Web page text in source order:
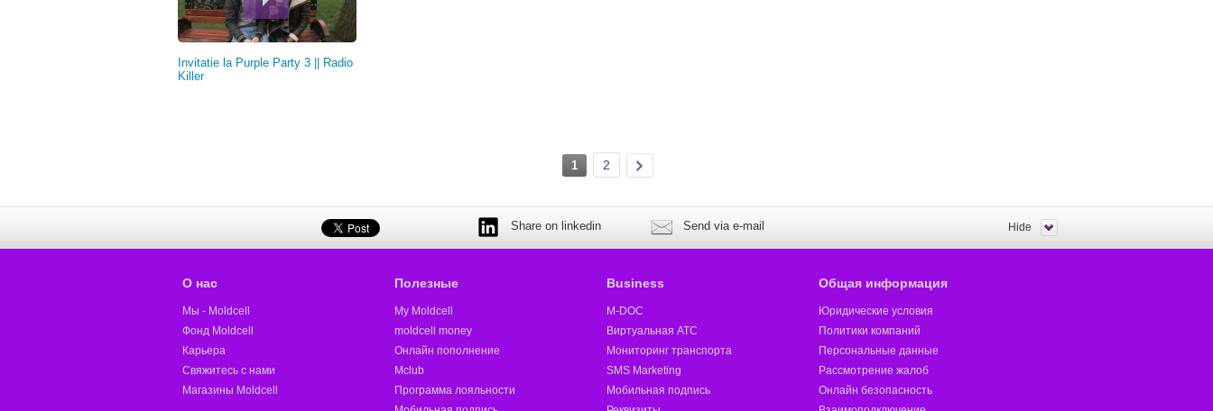
Invitatie la Purple Party 3 || Radio
Killer
1 2
Share on linkedin Send via e-mail Hide
О нас
Мы - Moldcell
Фонд Moldcell
Карьера
Свяжитесь с нами
Магазины Moldcell
Полезные
My Moldcell
moldcell money
Онлайн пополнение
Mclub
Программа лояльности
Business
M-DOC
Виртуальная АТС
Мониторинг транспорта
SMS Marketing
Мобильная подпись
Общая информация
Юридические условия
Политики компаний
Персональные данные
Рассмотрение жалоб
Онлайн безопасность